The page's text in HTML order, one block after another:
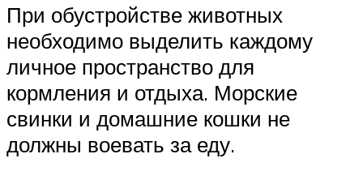
При обустройстве животных
необходимо выделить каждому
личное пространство для
кормления и отдыха. Морские
свинки и домашние кошки не
должны воевать за еду.